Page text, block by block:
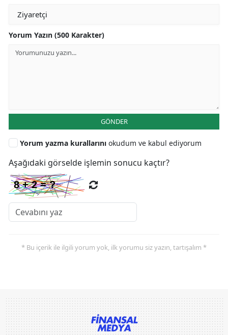
Yorum Yazın (500 Karakter)
GÖNDER
Yorum yazma kurallarını okudum ve kabul ediyorum
Aşağıdaki görselde işlemin sonucu kaçtır?
* Bu içerik ile ilgili yorum yok, ilk yorumu siz yazın, tartışalım *